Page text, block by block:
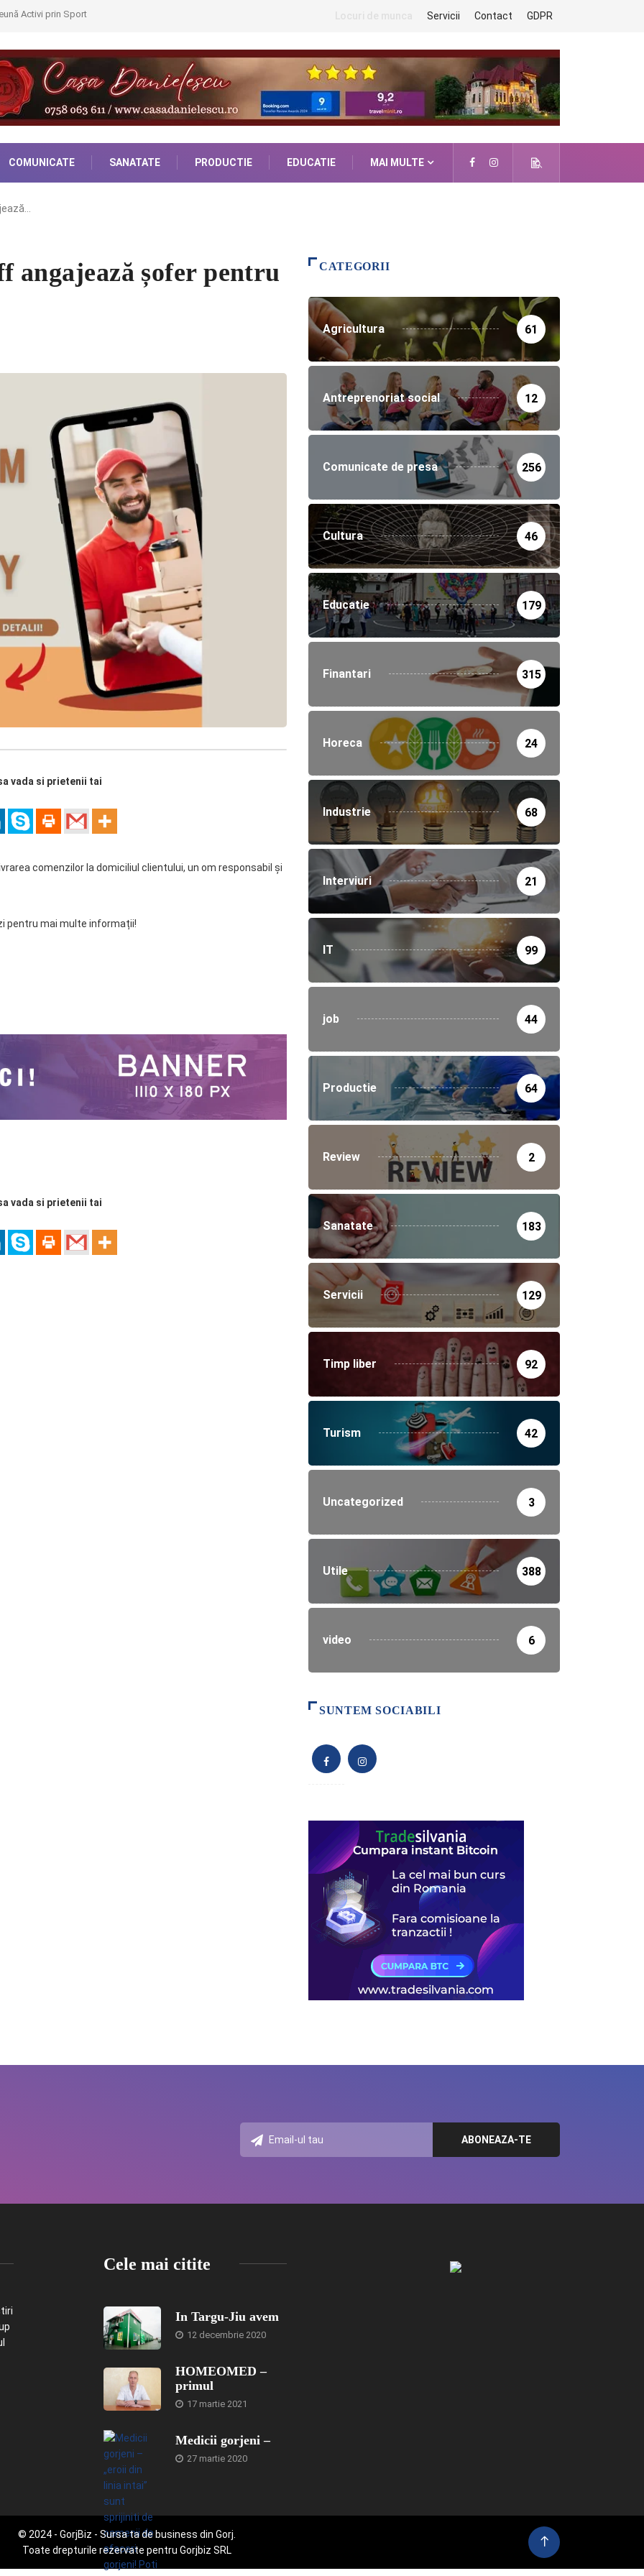
Activi prin Sport Servicii Contact GDPR
COMUNICATE SANATATE PRODUCTIE EDUCATIE MAI MULTE
angajează șofer pentru
vada si prietenii tai
comenzilor la domiciliul clientului, un om responsabil și
pentru mai multe informații!
vada si prietenii tai
CATEGORII
Agricultura 61
Antreprenoriat social 12
Comunicate de presa 256
Cultura 46
Educatie 179
Finantari 315
Horeca 24
Industrie 68
Interviuri 21
IT 99
job 44
Productie 64
Review 2
Sanatate 183
Servicii 129
Timp liber 92
Turism 42
Uncategorized 3
Utile 388
video 6
SUNTEM SOCIABILI
Cele mai citite
In Targu-Jiu avem
12 decembrie 2020
HOMEOMED –
primul
17 martie 2021
Medicii gorjeni –
27 martie 2020
© 2024 - GorjBiz - Sursa ta de business din Gorj.
Toate drepturile rezervate pentru Gorjbiz SRL